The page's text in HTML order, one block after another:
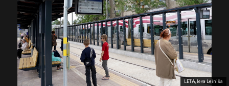
LETA, Ieva Leiniša